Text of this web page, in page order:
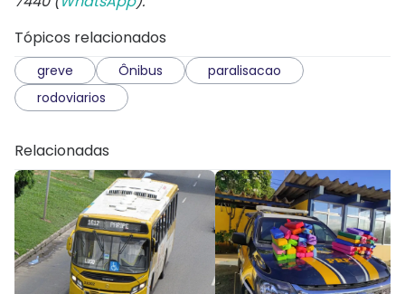
Tópicos relacionados
greve Ônibus
paralisacao
rodoviarios
Relacionadas